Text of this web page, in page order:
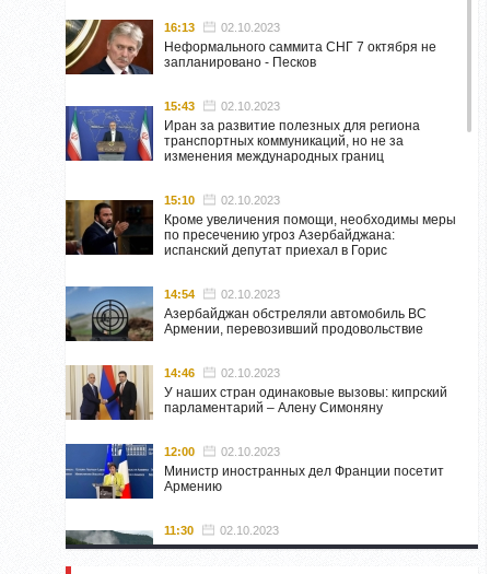
16:13 02.10.2023
Неформального саммита СНГ 7 октября не
запланировано - Песков
15:43 02.10.2023
Иран за развитие полезных для региона
транспортных коммуникаций, но не за
изменения международных границ
15:10 02.10.2023
Кроме увеличения помощи, необходимы меры
по пресечению угроз Азербайджана:
испанский депутат приехал в Горис
14:54 02.10.2023
Азербайджан обстреляли автомобиль ВС
Армении, перевозивший продовольствие
14:46 02.10.2023
У наших стран одинаковые вызовы: кипрский
парламентарий – Алену Симоняну
12:00 02.10.2023
Министр иностранных дел Франции посетит
Армению
11:30 02.10.2023
Самвел Шахраманян и группа ответственных